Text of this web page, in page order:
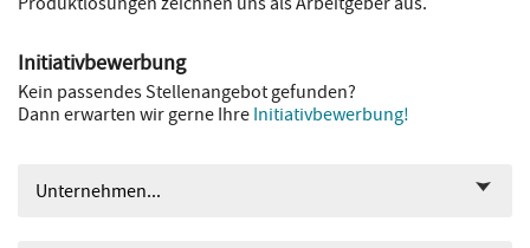
Unternehmen...
Initiativbewerbung
Kein passendes Stellenangebot gefunden?
Dann erwarten wir gerne Ihre Initiativbewerbung!